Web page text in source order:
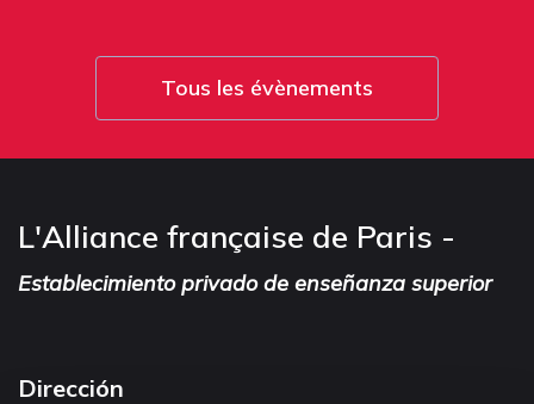
Tous les évènements
L'Alliance française de Paris -
Establecimiento privado de enseñanza superior
Dirección